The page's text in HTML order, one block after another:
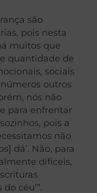
são
pois nesta
muitos que
quantidade de
sociais
outros
nós não
para enfrentar
pois a
não
dá’. Não, para
difíceis,
céu’”.